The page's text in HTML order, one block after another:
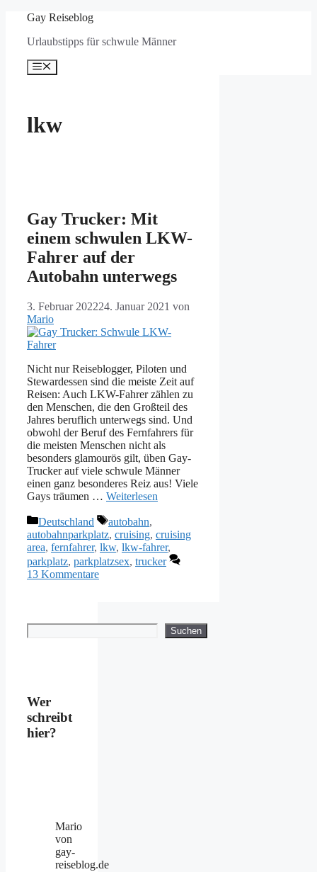
springen
Gay Reiseblog
Urlaubstipps für schwule Männer
Menü
lkw
Gay Trucker: Mit
einem schwulen LKW-
Fahrer auf der
Autobahn unterwegs
3. Februar 202224. Januar 2021 von
Mario
Nicht nur Reiseblogger, Piloten und
Stewardessen sind die meiste Zeit auf
Reisen: Auch LKW-Fahrer zählen zu
den Menschen, die den Großteil des
Jahres beruflich unterwegs sind. Und
obwohl der Beruf des Fernfahrers für
die meisten Menschen nicht als
besonders glamourös gilt, üben Gay-
Trucker auf viele schwule Männer
einen ganz besonderes Reiz aus! Viele
Gays träumen … Weiterlesen
Kategorien
Deutschland Schlagwörter
autobahn,
autobahnparkplatz, cruising, cruising
area, fernfahrer, lkw, lkw-fahrer,
parkplatz, parkplatzsex, trucker
13 Kommentare
Suchen Suchen
Wer
schreibt
hier?
Mario
von
gay-
reiseblog.de